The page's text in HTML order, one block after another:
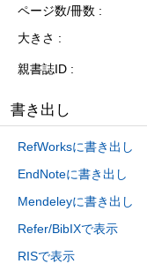
ページ数/冊数
大きさ
親書誌ID
書き出し
RefWorksに書き出し
EndNoteに書き出し
Mendeleyに書き出し
Refer/BibIXで表示
RISで表示